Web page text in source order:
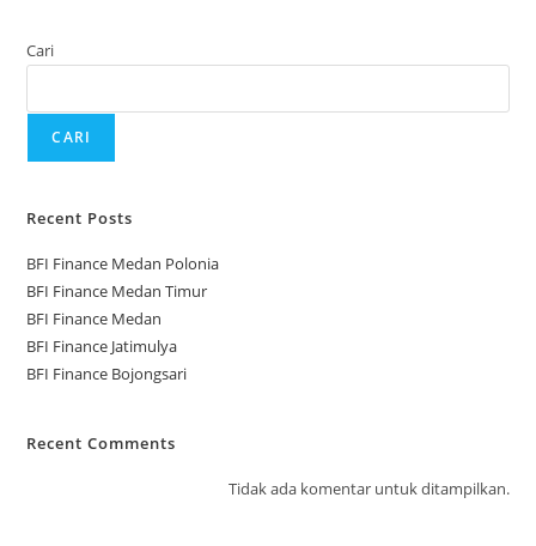
Cari
CARI
Recent Posts
BFI Finance Medan Polonia
BFI Finance Medan Timur
BFI Finance Medan
BFI Finance Jatimulya
BFI Finance Bojongsari
Recent Comments
Tidak ada komentar untuk ditampilkan.